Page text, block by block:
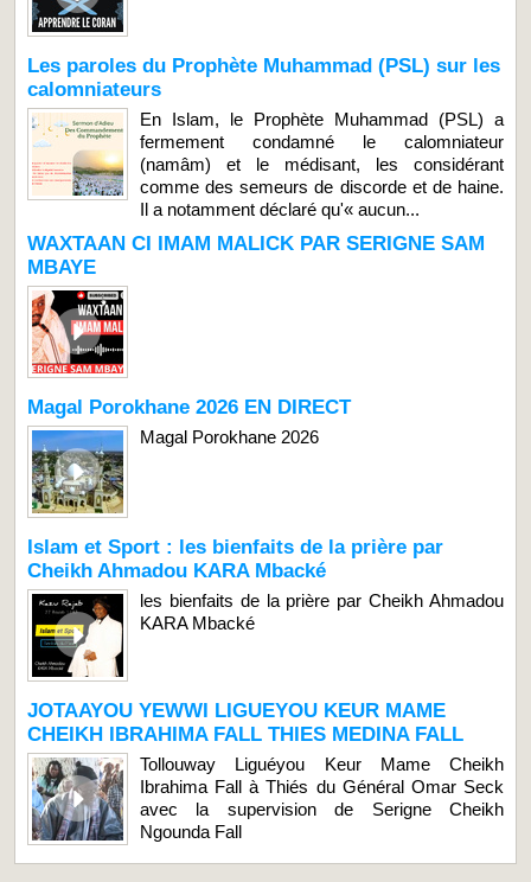
Les paroles du Prophète Muhammad (PSL) sur les
calomniateurs
En Islam, le Prophète Muhammad (PSL) a
fermement condamné le calomniateur
(namâm) et le médisant, les considérant
comme des semeurs de discorde et de haine.
Il a notamment déclaré qu'« aucun...
WAXTAAN CI IMAM MALICK PAR SERIGNE SAM
MBAYE
Magal Porokhane 2026 EN DIRECT
Magal Porokhane 2026
Islam et Sport : les bienfaits de la prière par
Cheikh Ahmadou KARA Mbacké
les bienfaits de la prière par Cheikh Ahmadou
KARA Mbacké
JOTAAYOU YEWWI LIGUEYOU KEUR MAME
CHEIKH IBRAHIMA FALL THIES MEDINA FALL
Tollouway Liguéyou Keur Mame Cheikh
Ibrahima Fall à Thiés du Général Omar Seck
avec la supervision de Serigne Cheikh
Ngounda Fall